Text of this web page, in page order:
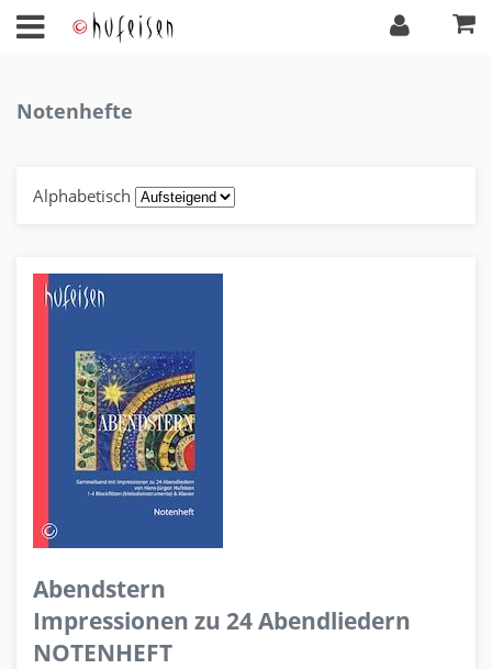
Notenhefte
Alphabetisch
Abendstern
Impressionen zu 24 Abendliedern
NOTENHEFT